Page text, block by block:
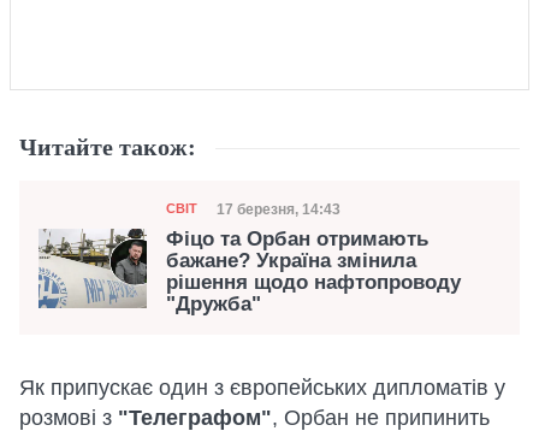
Читайте також:
Категорія
СВІТ Дата публікації
17 березня, 14:43
Фіцо та Орбан отримають
бажане? Україна змінила
рішення щодо нафтопроводу
"Дружба"
Як припускає один з європейських дипломатів у
розмові з "Телеграфом", Орбан не припинить